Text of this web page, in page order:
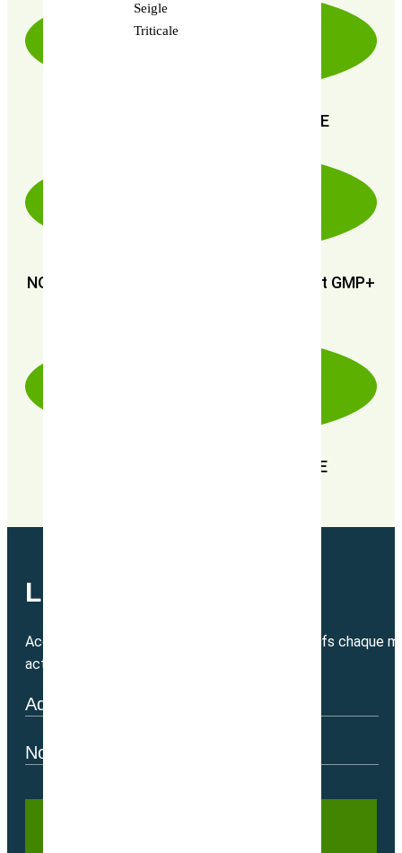
Seigle
Triticale
PAIEMENT SÉCURISÉ 100% FIABLE
NOUS SOMMES CERTIFIÉS : GMP+ FSA et GMP+
EN RECHERCHE PERPÉTUELLE DE
LETTRE MENSUELLE
Accédez directement à nos bons plans exclusifs chaque
actualité.